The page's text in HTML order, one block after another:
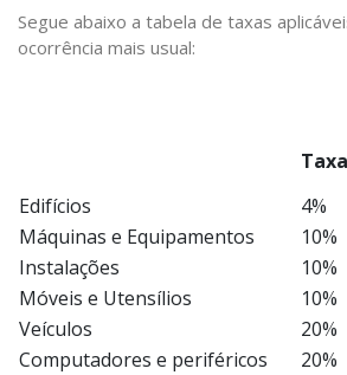
Segue abaixo a tabela de taxas
ocorrência mais usual:
Edifícios
4%
Máquinas e Equipamentos
10%
Instalações
10%
Móveis e Utensílios
10%
Veículos
20%
Computadores e periféricos
20%